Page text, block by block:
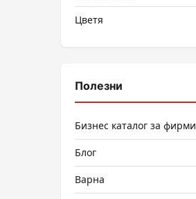
Цветя
Полезни
Бизнес каталог за фирми
Блог
Варна